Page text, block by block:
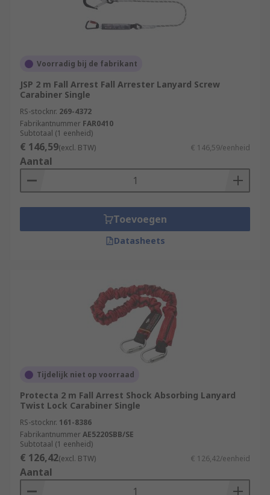
Voorradig bij de fabrikant
JSP 2 m Fall Arrest Fall Arrester Lanyard Screw
Carabiner Single
RS-stocknr. 269-4372
Fabrikantnummer FAR0410
Subtotaal (1 eenheid)
€ 146,59(excl. BTW) € 146,59/eenheid
Aantal
Toevoegen
Datasheets
Tijdelijk niet op voorraad
Protecta 2 m Fall Arrest Shock Absorbing Lanyard
Twist Lock Carabiner Single
RS-stocknr. 161-8386
FabrikantnummerAE5220SBB/SE
Subtotaal (1 eenheid)
€ 126,42(excl. BTW) € 126,42/eenheid
Aantal